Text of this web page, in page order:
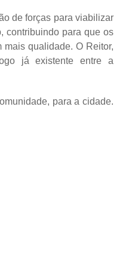
de forças para viabilizar
contribuindo para que os
qualidade. O Reitor,
já existente entre a
para a cidade.